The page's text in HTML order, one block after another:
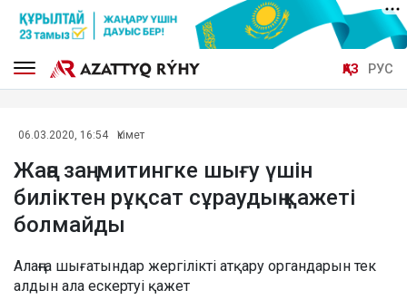
ҚАЗ РУС
06.03.2020, 16:54 Үкімет
Жаңа заң: митингке шығу үшін
биліктен рұқсат сұраудың қажеті
болмайды
Алаңға шығатындар жергілікті атқару органдарын тек
алдын ала ескертуі қажет